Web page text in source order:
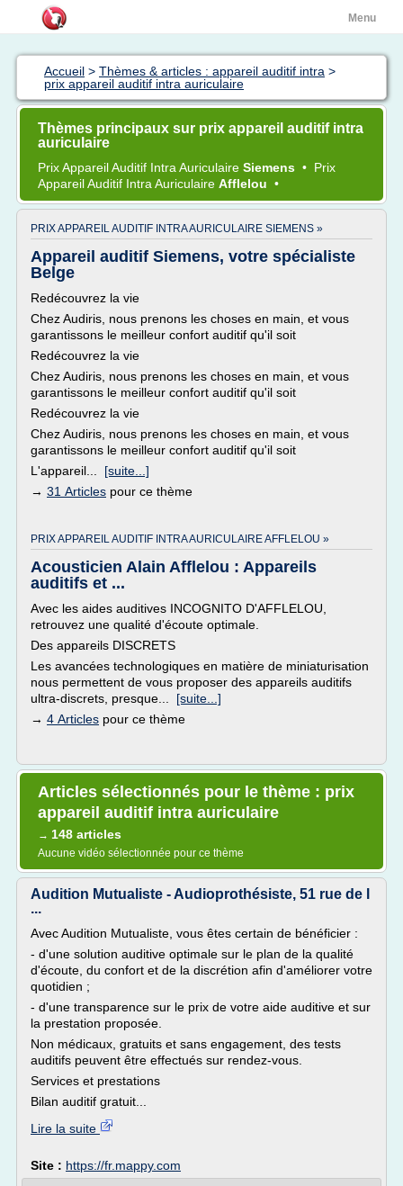
Menu
Accueil > Thèmes & articles : appareil auditif intra >
prix appareil auditif intra auriculaire
Thèmes principaux sur prix appareil auditif intra
auriculaire
Prix Appareil Auditif Intra Auriculaire Siemens • Prix
Appareil Auditif Intra Auriculaire Afflelou •
PRIX APPAREIL AUDITIF INTRA AURICULAIRE SIEMENS »
Appareil auditif Siemens, votre spécialiste
Belge
Redécouvrez la vie
Chez Audiris, nous prenons les choses en main, et vous
garantissons le meilleur confort auditif qu'il soit
Redécouvrez la vie
Chez Audiris, nous prenons les choses en main, et vous
garantissons le meilleur confort auditif qu'il soit
Redécouvrez la vie
Chez Audiris, nous prenons les choses en main, et vous
garantissons le meilleur confort auditif qu'il soit
L'appareil... [suite...]
→ 31 Articles pour ce thème
PRIX APPAREIL AUDITIF INTRA AURICULAIRE AFFLELOU »
Acousticien Alain Afflelou : Appareils
auditifs et ...
Avec les aides auditives INCOGNITO D'AFFLELOU,
retrouvez une qualité d'écoute optimale.
Des appareils DISCRETS
Les avancées technologiques en matière de miniaturisation
nous permettent de vous proposer des appareils auditifs
ultra-discrets, presque... [suite...]
→ 4 Articles pour ce thème
Articles sélectionnés pour le thème : prix
appareil auditif intra auriculaire
→ 148 articles
Aucune vidéo sélectionnée pour ce thème
Audition Mutualiste - Audioprothésiste, 51 rue de l
...
Avec Audition Mutualiste, vous êtes certain de bénéficier :
- d'une solution auditive optimale sur le plan de la qualité
d'écoute, du confort et de la discrétion afin d'améliorer votre
quotidien ;
- d'une transparence sur le prix de votre aide auditive et sur
la prestation proposée.
Non médicaux, gratuits et sans engagement, des tests
auditifs peuvent être effectués sur rendez-vous.
Services et prestations
Bilan auditif gratuit...
Lire la suite
Site : https://fr.mappy.com